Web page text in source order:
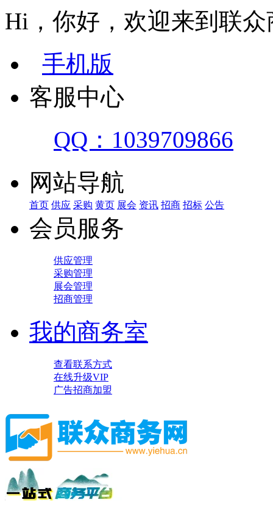
Hi，你好，欢迎来到联众
手机版
客服中心
QQ：1039709866
网站导航
首页 供应 采购 黄页 展会 资讯 招商 招标 公告
会员服务
供应管理
采购管理
展会管理
招商管理
我的商务室
查看联系方式
在线升级VIP
广告招商加盟